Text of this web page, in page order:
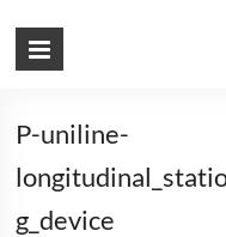
P-uniline-
g_device